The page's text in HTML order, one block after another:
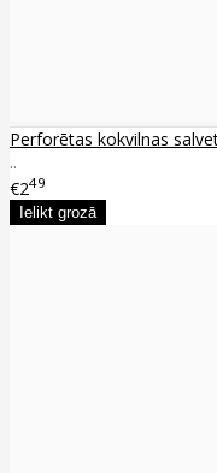
Perforētas kokvilnas
..
€249